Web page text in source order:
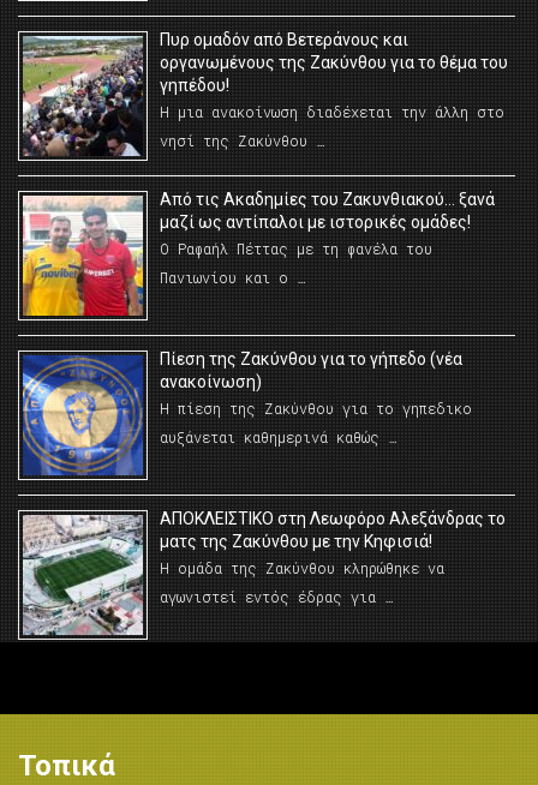
Πυρ ομαδόν από Βετεράνους και
οργανωμένους της Ζακύνθου για το θέμα του
γηπέδου!
Η μια ανακοίνωση διαδέχεται την άλλη στο
νησί της Ζακύνθου …
Από τις Ακαδημίες του Ζακυνθιακού… ξανά
μαζί ως αντίπαλοι με ιστορικές ομάδες!
Ο Ραφαήλ Πέττας με τη φανέλα του
Πανιωνίου και ο …
Πίεση της Ζακύνθου για το γήπεδο (νέα
ανακοίνωση)
Η πίεση της Ζακύνθου για το γηπεδικο
αυξάνεται καθημερινά καθώς …
AΠΟΚΛΕΙΣΤΙΚΟ στη Λεωφόρο Αλεξάνδρας το
ματς της Ζακύνθου με την Κηφισιά!
Η ομάδα της Ζακύνθου κληρώθηκε να
αγωνιστεί εντός έδρας για …
Τοπικά